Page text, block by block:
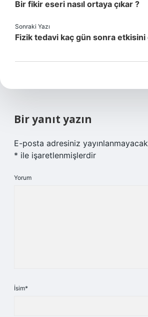
Bir fikir eseri nasıl ortaya çıkar ?
Sonraki Yazı
Fizik tedavi kaç gün sonra
Bir yanıt yazın
E-posta adresiniz
* ile işaretlenmişlerdir
Yorum
İsim*